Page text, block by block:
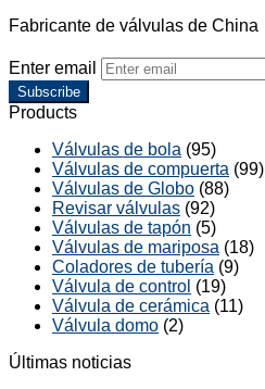
Fabricante de válvulas de China
Enter email
Subscribe
Products
Válvulas de bola (95)
Válvulas de compuerta (99)
Válvulas de Globo (88)
Revisar válvulas (92)
Válvulas de tapón (5)
Válvulas de mariposa (18)
Coladores de tubería (9)
Válvula de control (19)
Válvula de cerámica (11)
Válvula domo (2)
Últimas noticias